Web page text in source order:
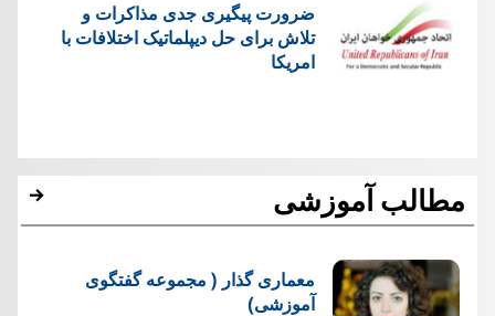
ضرورت پیگیری جدی مذاکرات و
تلاش برای حل دیپلماتیک اختلافات با
امریکا
مطالب آموزشی
معماری گذار ( مجموعه گفتگوی
آموزشی)